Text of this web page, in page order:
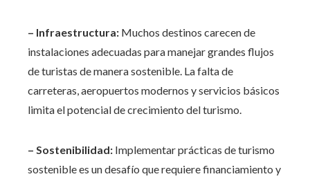
– Infraestructura: Muchos destinos carecen de
instalaciones adecuadas para manejar grandes flujos
de turistas de manera sostenible. La falta de
carreteras, aeropuertos modernos y servicios básicos
limita el potencial de crecimiento del turismo.
– Sostenibilidad: Implementar prácticas de turismo
sostenible es un desafío que requiere financiamiento y